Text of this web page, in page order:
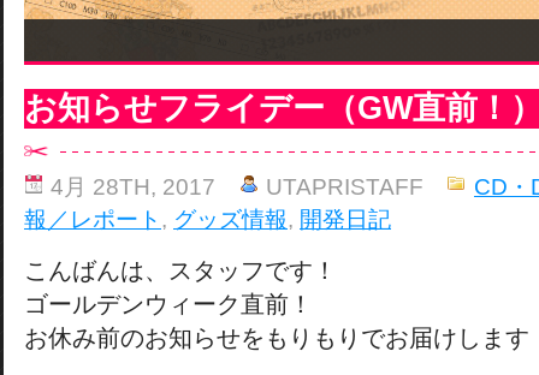
お知らせフライデー（GW直前！
4月 28TH, 2017 UTAPRISTAFF
CD・
報／レポート , グッズ情報, 開発日記
こんばんは、スタッフです！
ゴールデンウィーク直前！
お休み前のお知らせをもりもりでお届けします